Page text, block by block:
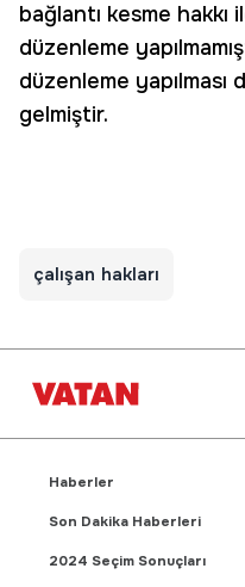
bağlantı kesme
düzenleme
düzenleme yapılması
gelmiştir.
çalışan hakları
Haberler
Son Dakika Haberleri
2024 Seçim Sonuçları